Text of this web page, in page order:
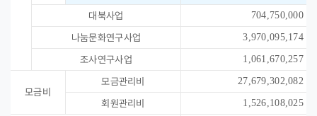
대북사업 704,750,000
나눔문화연구사업 3,970,095,174
조사연구사업 1,061,670,257
모금비
모금관리비 27,679,302,082
회원관리비 1,526,108,025